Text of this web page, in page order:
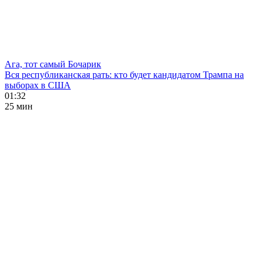
Ага, тот самый Бочарик
Вся республиканская рать: кто будет кандидатом Трампа на
выборах в США
01:32
25 мин